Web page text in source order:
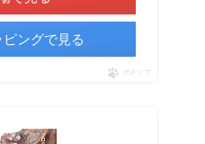
ングで見る
ポチップ